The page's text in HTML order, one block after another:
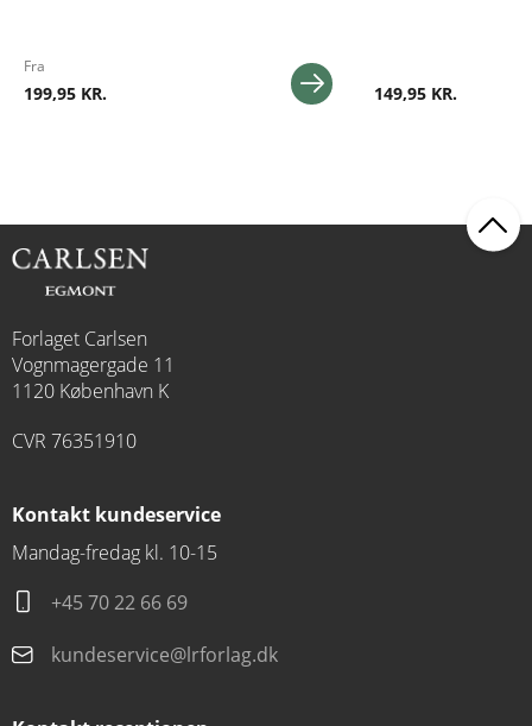
Fra
199,95 KR. 149,95 KR.
Forlaget Carlsen
Vognmagergade 11
1120 København K
CVR 76351910
Kontakt kundeservice
Mandag-fredag kl. 10-15
+45 70 22 66 69
kundeservice@lrforlag.dk